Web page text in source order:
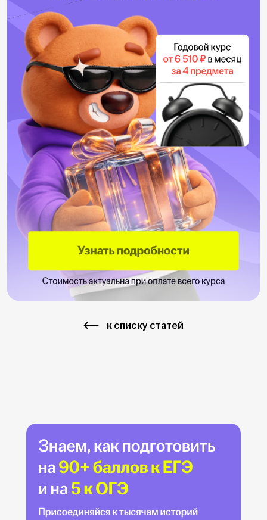
к списку статей